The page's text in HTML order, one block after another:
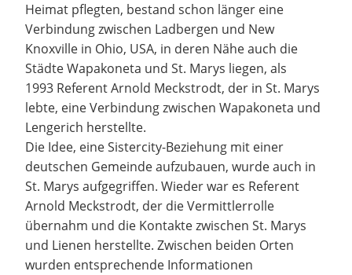
Heimat pflegten, bestand schon länger eine
Verbindung zwischen Ladbergen und New
Knoxville in Ohio, USA, in deren Nähe auch die
Städte Wapakoneta und St. Marys liegen, als
1993 Referent Arnold Meckstrodt, der in St. Marys
lebte, eine Verbindung zwischen Wapakoneta und
Lengerich herstellte.
Die Idee, eine Sistercity-Beziehung mit einer
deutschen Gemeinde aufzubauen, wurde auch in
St. Marys aufgegriffen. Wieder war es Referent
Arnold Meckstrodt, der die Vermittlerrolle
übernahm und die Kontakte zwischen St. Marys
und Lienen herstellte. Zwischen beiden Orten
wurden entsprechende Informationen